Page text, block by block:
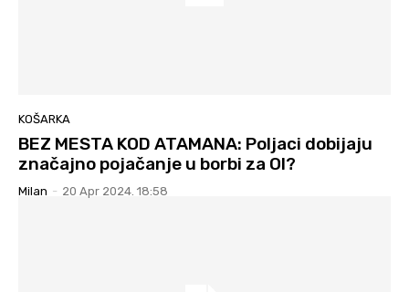
KOŠARKA
BEZ MESTA KOD ATAMANA: Poljaci dobijaju
značajno pojačanje u borbi za OI?
Milan - 20 Apr 2024. 18:58